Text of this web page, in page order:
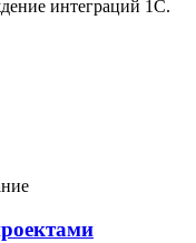
интеграций 1С.